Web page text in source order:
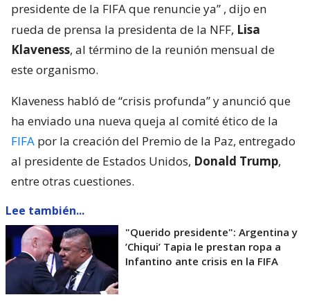
presidente de la FIFA que renuncie ya” , dijo en
rueda de prensa la presidenta de la NFF, Lisa
Klaveness, al término de la reunión mensual de
este organismo.
Klaveness habló de “crisis profunda” y anunció que
ha enviado una nueva queja al comité ético de la
FIFA por la creación del Premio de la Paz, entregado
al presidente de Estados Unidos, Donald Trump,
entre otras cuestiones.
Lee también...
"Querido presidente": Argentina y
’Chiqui’ Tapia le prestan ropa a
Infantino ante crisis en la FIFA